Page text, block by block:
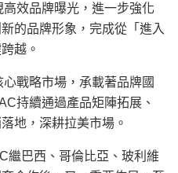
效品牌曝光，進一步強化
的品牌形象，完成從「進入
越。
心戰略市場，承載著品牌國
持續通過產品矩陣拓展、
地，深耕拉美市場。
繼巴西、哥倫比亞、玻利維